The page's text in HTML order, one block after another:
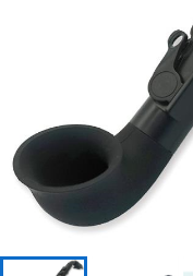
アンプ